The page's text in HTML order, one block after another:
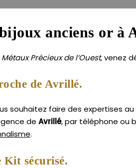
anciens or à
Précieux de l’Ouest, venez
de Avrillé.
souhaitez faire des expertises
de Avrillé, par téléphone ou
.
Kit sécurisé.